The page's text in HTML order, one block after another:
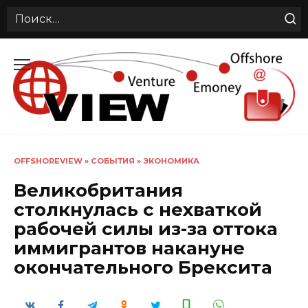
Search
содержанию
OFFSHOREVIEW » СОБЫТИЯ » ЭКОНОМИКА
Великобритания
столкнулась с нехваткой
рабочей силы из-за оттока
иммигрантов накануне
окончательного Брексита